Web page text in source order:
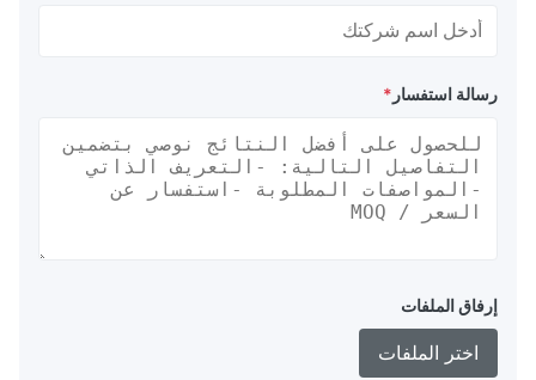
رسالة استفسار*
إرفاق الملفات
اختر الملفات